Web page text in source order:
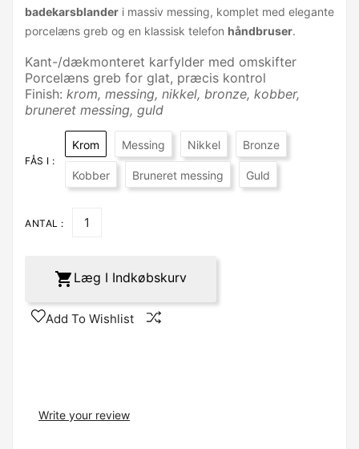
badekarsblander i massiv messing, komplet med elegante
porcelæns greb og en klassisk telefon håndbruser.
Kant-/dækmonteret karfylder med omskifter
Porcelæns greb for glat, præcis kontrol
Finish: krom, messing, nikkel, bronze, kobber,
bruneret messing, guld
FÅS I :
Krom Messing Nikkel Bronze
Kobber Bruneret messing Guld
ANTAL :
 Læg I Indkøbskurv
Add To Wishlist
Write your review